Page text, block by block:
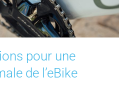
pour une
de l’eBike